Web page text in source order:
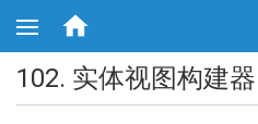
转
容

102. 实体视图构建